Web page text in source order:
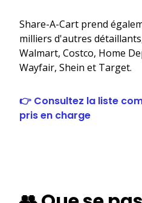
Share-A-Cart prend
milliers d'autres
Walmart, Costco, Home
Wayfair, Shein et Target.
👉 Consultez la liste
pris en charge